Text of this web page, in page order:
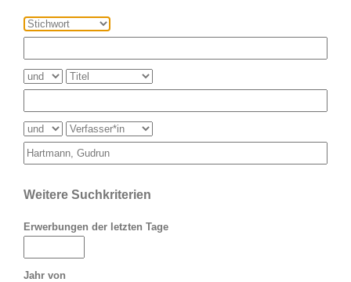
Weitere Suchkriterien
Erwerbungen der letzten Tage
Jahr von